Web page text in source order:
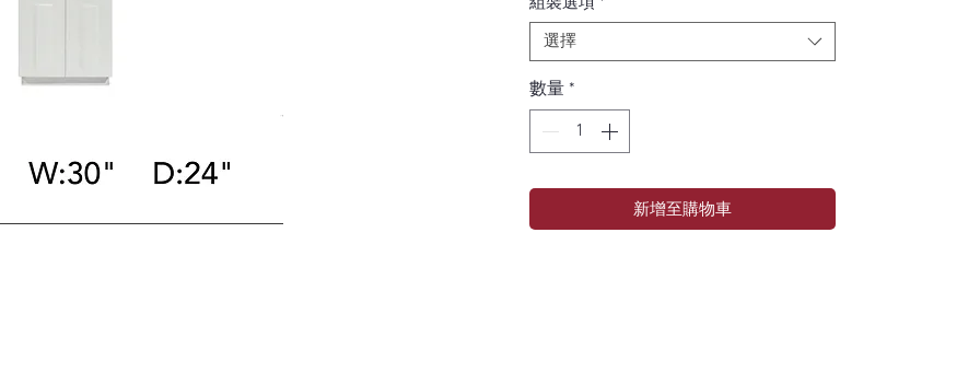
選擇
數量 *
新增至購物車